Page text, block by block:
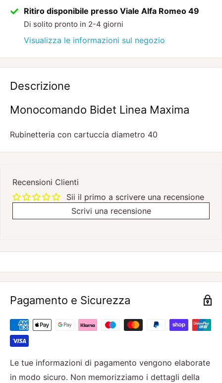
Ritiro disponibile presso Viale Alfa Romeo 49
Di solito pronto in 2-4 giorni
Visualizza le informazioni sul negozio
Descrizione
Monocomando Bidet Linea Maxima
Rubinetteria con cartuccia diametro 40
Recensioni Clienti
Sii il primo a scrivere una recensione
Scrivi una recensione
Pagamento e Sicurezza
Le tue informazioni di pagamento vengono elaborate
in modo sicuro. Non memorizziamo i dettagli della